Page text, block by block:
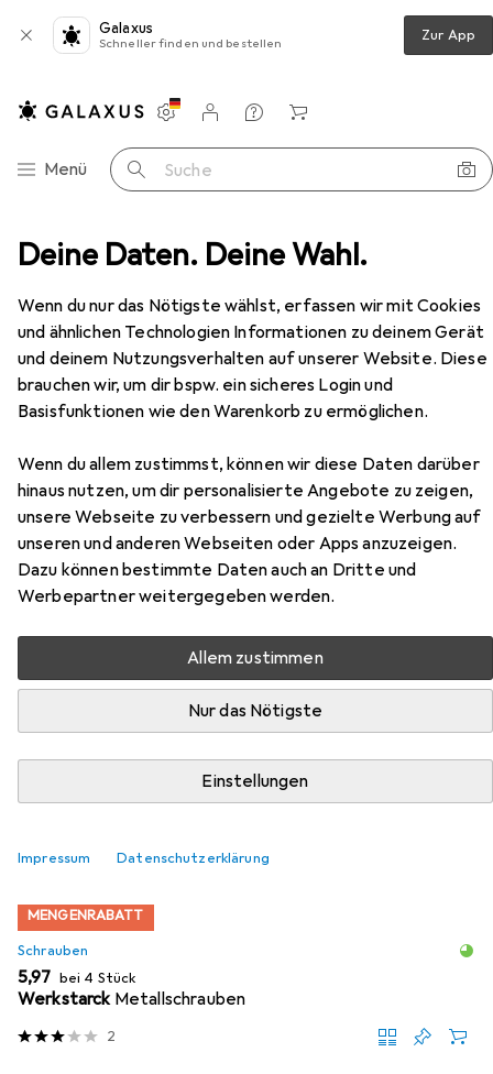
Deine Daten. Deine Wahl.
Wenn du nur das Nötigste wählst, erfassen wir mit Cookies
und ähnlichen Technologien Informationen zu deinem Gerät
und deinem Nutzungsverhalten auf unserer Website. Diese
brauchen wir, um dir bspw. ein sicheres Login und
Basisfunktionen wie den Warenkorb zu ermöglichen.
Wenn du allem zustimmst, können wir diese Daten darüber
hinaus nutzen, um dir personalisierte Angebote zu zeigen,
unsere Webseite zu verbessern und gezielte Werbung auf
unseren und anderen Webseiten oder Apps anzuzeigen.
Dazu können bestimmte Daten auch an Dritte und
Werbepartner weitergegeben werden.
Allem zustimmen
Nur das Nötigste
Einstellungen
Impressum Datenschutzerklärung
Galaxus
Schneller finden und bestellen Zur App
Navigation nach Kategorien
Menü Suche
Einstellungen
Kundenkonto
Vergleichslisten
Merklisten
Warenkorb
Glutz Piatto Zylinderschutzrosetten 51035
EUR
76,90
GlutzPiatto Zylinderschutzrosetten
51035
1 Stk.
Zubehör für Glutz Piatto
Zylinderschutzrosetten 51035
Hier findest du passendes Zubehör zum Produkt Glutz
Schrauben, Türgriff + Türgarnitur und Möbelausstattung.
Schrauben Türgriff + Türgarnitur
MENGENRABATT
Schrauben
EUR
5,97 bei 4 Stück
Werkstarck Metallschrauben
2